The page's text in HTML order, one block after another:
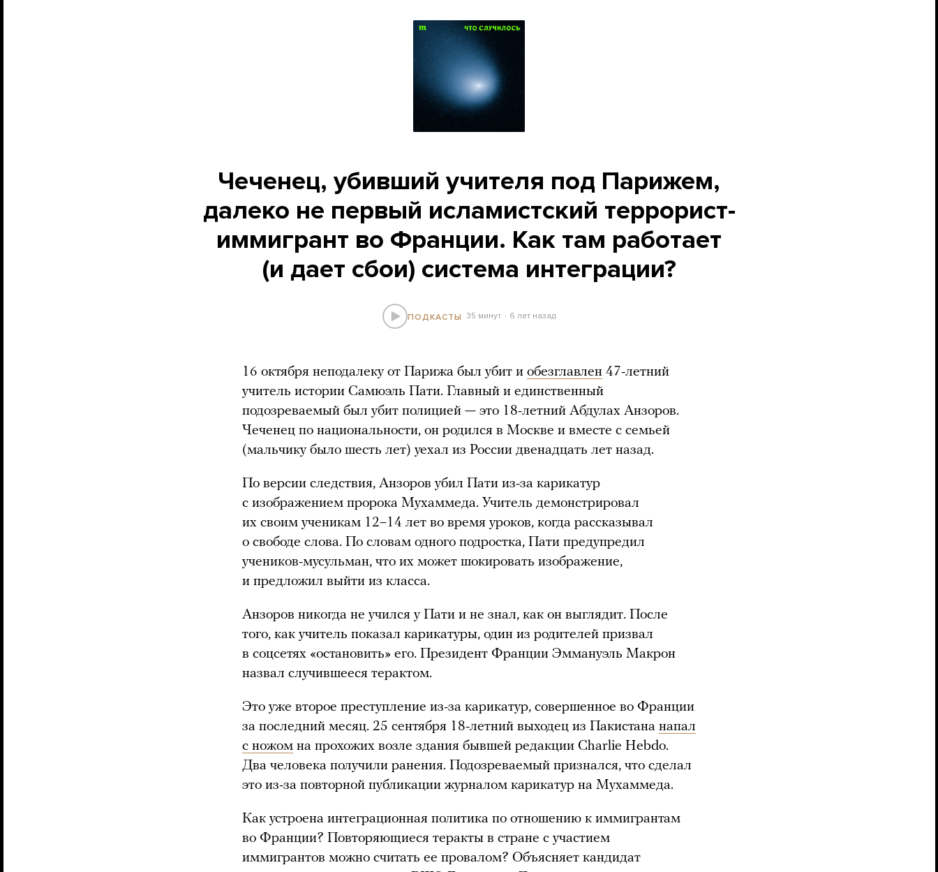
Чеченец, убивший учителя под Парижем,
далеко не первый исламистский террорист-
иммигрант во Франции. Как там работает
(и дает сбои) система интеграции?
ПОДКАСТЫ 35 минут 6 лет назад
16 октября неподалеку от Парижа был убит и обезглавлен 47-летний
учитель истории Самюэль Пати. Главный и единственный
подозреваемый был убит полицией — это 18-летний Абдулах Анзоров.
Чеченец по национальности, он родился в Москве и вместе с семьей
(мальчику было шесть лет) уехал из России двенадцать лет назад.
По версии следствия, Анзоров убил Пати из-за карикатур
с изображением пророка Мухаммеда. Учитель демонстрировал
их своим ученикам 12–14 лет во время уроков, когда рассказывал
о свободе слова. По словам одного подростка, Пати предупредил
учеников-мусульман, что их может шокировать изображение,
и предложил выйти из класса.
Анзоров никогда не учился у Пати и не знал, как он выглядит. После
того, как учитель показал карикатуры, один из родителей призвал
в соцсетях «остановить» его. Президент Франции Эммануэль Макрон
назвал случившееся терактом.
Это уже второе преступление из-за карикатур, совершенное во Франции
за последний месяц. 25 сентября 18-летний выходец из Пакистана напал
с ножом на прохожих возле здания бывшей редакции Charlie Hebdo.
Два человека получили ранения. Подозреваемый признался, что сделал
это из-за повторной публикации журналом карикатур на Мухаммеда.
Как устроена интеграционная политика по отношению к иммигрантам
во Франции? Повторяющиеся теракты в стране с участием
иммигрантов можно считать ее провалом? Объясняет кандидат